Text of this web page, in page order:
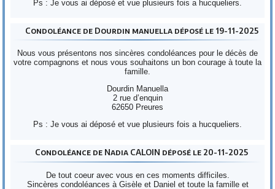
Ps : Je vous ai déposé et vue plusieurs fois a hucqueliers.
Condoléance de Dourdin manuella déposé le 19-11-2025
Nous vous présentons nos sincères condoléances pour le décès de
votre compagnons et nous vous souhaitons un bon courage à toute la
famille.
Dourdin Manuella
2 rue d’enquin
62650 Preures
Ps : Je vous ai déposé et vue plusieurs fois a hucqueliers.
Condoléance de Nadia CALOIN déposé le 20-11-2025
De tout coeur avec vous en ces moments difficiles.
Sincères condoléances à Gisèle et Daniel et toute la famille et